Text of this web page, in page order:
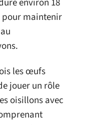
pour maintenir
les œufs
jouer un rôle
oisillons avec